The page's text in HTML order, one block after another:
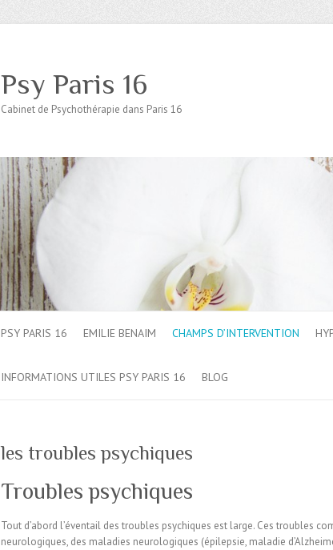
Psy Paris 16
Cabinet de Psychothérapie dans Paris 16
PSY PARIS 16 EMILIE BENAIM CHAMPS D’INTERVENTION
INFORMATIONS UTILES PSY PARIS 16 BLOG
les troubles psychiques
Troubles psychiques
Tout d’abord l’éventail des troubles psychiques est large. Ces troubles
neurologiques, des maladies neurologiques (épilepsie, maladie